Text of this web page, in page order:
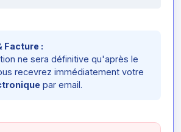
Facture :
ne sera définitive qu'après le
recevrez immédiatement votre
par email.